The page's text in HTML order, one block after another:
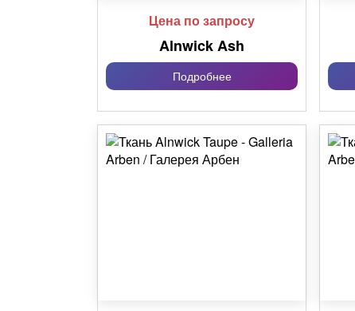
Цена по запросу
Alnwick Ash
Подробнее